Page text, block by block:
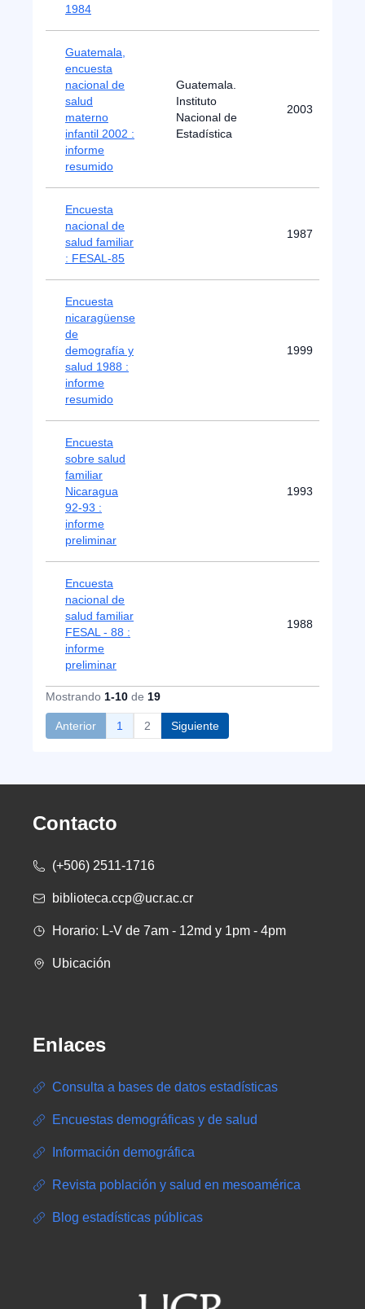
1984
Guatemala,
encuesta
nacional de
salud
materno
infantil 2002 :
informe
resumido
Guatemala.
Instituto
Nacional de
Estadística
2003
Encuesta
nacional de
salud familiar
: FESAL-85
1987
Encuesta
nicaragüense
de
demografía y
salud 1988 :
informe
resumido
1999
Encuesta
sobre salud
familiar
Nicaragua
92-93 :
informe
preliminar
1993
Encuesta
nacional de
salud familiar
FESAL - 88 :
informe
preliminar
1988
Mostrando 1-10 de 19
Anterior 1 2 Siguiente
Contacto
(+506) 2511-1716
biblioteca.ccp@ucr.ac.cr
Horario: L-V de 7am - 12md y 1pm - 4pm
Ubicación
Enlaces
Consulta a bases de datos estadísticas
Encuestas demográficas y de salud
Información demográfica
Revista población y salud en mesoamérica
Blog estadísticas públicas